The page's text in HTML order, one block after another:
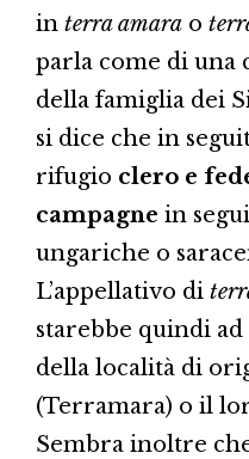
in terra amara o
parla come di una
della famiglia dei
si dice che in
rifugio clero e
campagne in
ungariche o
L’appellativo di
starebbe quindi
della località di
(Terramara) o il
Sembra inoltre